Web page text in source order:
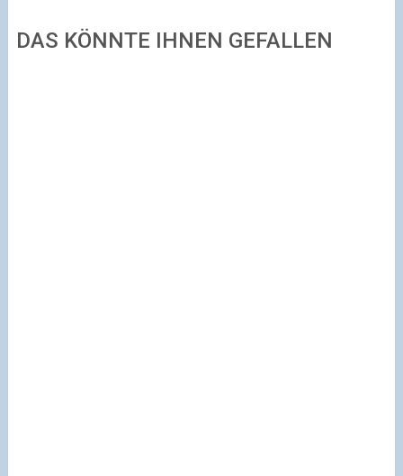
DAS KÖNNTE IHNEN GEFALLEN